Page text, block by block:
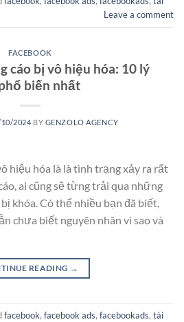
Leave a comment
FACEBOOK
cáo bị vô hiệu hóa: 10 lý
biến nhất
2024 BY GENZOLO AGENCY
hiệu hóa là là tình trạng xảy ra rất
ai cũng sẽ từng trải qua những
khóa. Có thể nhiều bạn đã biết,
chưa biết nguyên nhân vì sao và
READING →
facebook, facebook ads, facebookads, tài